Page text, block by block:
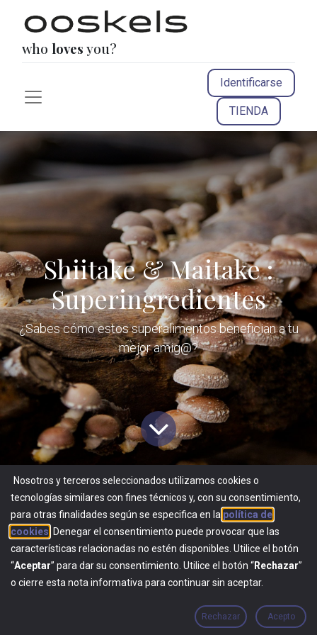
who loves you?
Identificarse
TIENDA
Shiitake & Maitake :
Superingredientes
¿Sabes cómo estos superalimentos benefician a tu
mejor amig@?
Todos los blogs
​Blog
Shiitake & Maitake : Superingredientes
Tiempo de lectura: 5 min.
¿Has intentado alguna vez comprar superalimentos
para suplementar la dieta de tu perro? ¿No? Pues no
dos ejemplos de
Nosotros y terceros seleccionados utilizamos cookies o
tecnologías similares con fines técnicos y, con su consentimiento,
para otras finalidades según se especifica en la política de
cookies . Denegar el consentimiento puede provocar que las
características relacionadas no estén disponibles. Utilice el botón
“Aceptar” para dar su consentimiento. Utilice el botón “Rechazar”
o cierre esta nota informativa para continuar sin aceptar.
Rechazar Acepto